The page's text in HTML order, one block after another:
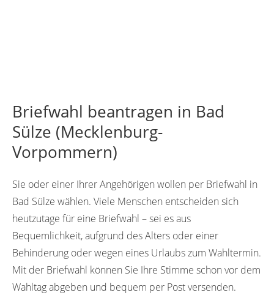
Briefwahl beantragen in Bad
Sülze (Mecklenburg-
Vorpommern)
Sie oder einer Ihrer Angehörigen wollen per Briefwahl in
Bad Sülze wählen. Viele Menschen entscheiden sich
heutzutage für eine Briefwahl – sei es aus
Bequemlichkeit, aufgrund des Alters oder einer
Behinderung oder wegen eines Urlaubs zum Wahltermin.
Mit der Briefwahl können Sie Ihre Stimme schon vor dem
Wahltag abgeben und bequem per Post versenden.